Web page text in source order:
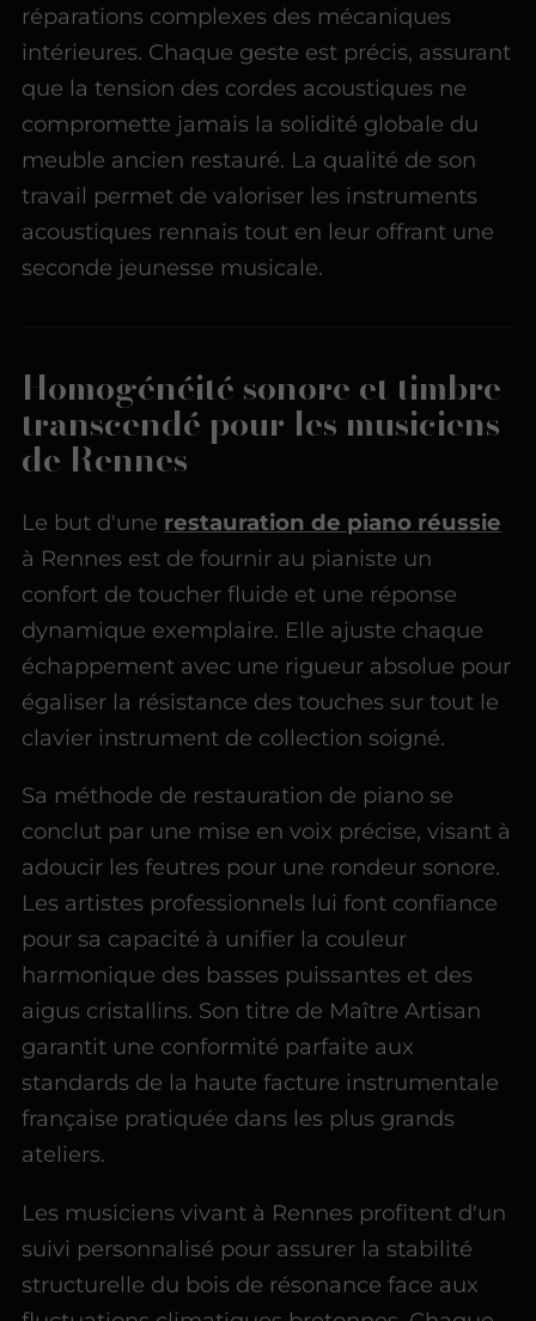
réparations complexes des mécaniques
intérieures. Chaque geste est précis, assurant
que la tension des cordes acoustiques ne
compromette jamais la solidité globale du
meuble ancien restauré. La qualité de son
travail permet de valoriser les instruments
acoustiques rennais tout en leur offrant une
seconde jeunesse musicale.
Homogénéité sonore et timbre
transcendé pour les musiciens
de Rennes
Le but d'une restauration de piano réussie
à Rennes est de fournir au pianiste un
confort de toucher fluide et une réponse
dynamique exemplaire. Elle ajuste chaque
échappement avec une rigueur absolue pour
égaliser la résistance des touches sur tout le
clavier instrument de collection soigné.
Sa méthode de restauration de piano se
conclut par une mise en voix précise, visant à
adoucir les feutres pour une rondeur sonore.
Les artistes professionnels lui font confiance
pour sa capacité à unifier la couleur
harmonique des basses puissantes et des
aigus cristallins. Son titre de Maître Artisan
garantit une conformité parfaite aux
standards de la haute facture instrumentale
française pratiquée dans les plus grands
ateliers.
Les musiciens vivant à Rennes profitent d'un
suivi personnalisé pour assurer la stabilité
structurelle du bois de résonance face aux